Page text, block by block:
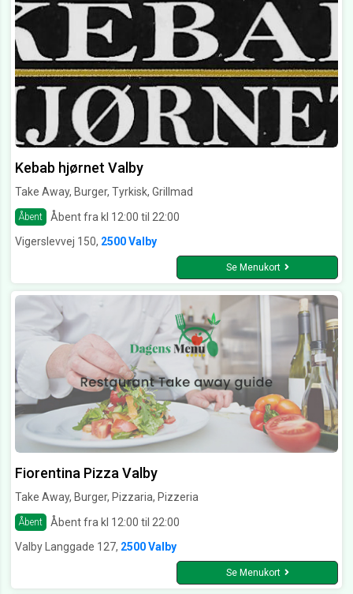
Kebab hjørnet Valby
Take Away, Burger, Tyrkisk, Grillmad
Åbent
Åbent fra kl 12:00 til 22:00
Vigerslevvej 150, 2500 Valby
Se Menukort
Fiorentina Pizza Valby
Take Away, Burger, Pizzaria, Pizzeria
Åbent
Åbent fra kl 12:00 til 22:00
Valby Langgade 127, 2500 Valby
Se Menukort